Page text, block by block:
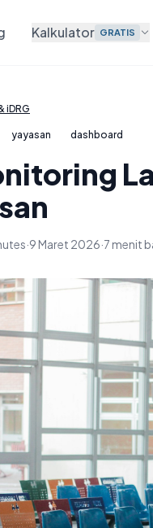
Kalkulator GRATIS
iDRG
yayasan dashboard
·9 Maret 2026·7 menit